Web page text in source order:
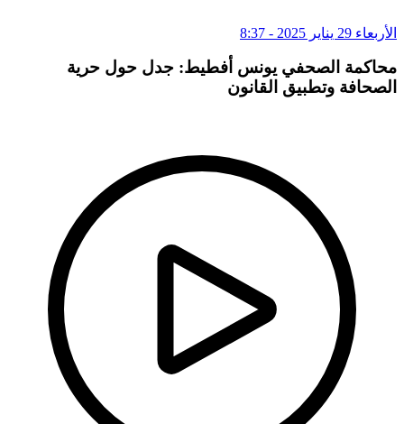
الأربعاء 29 يناير 2025 - 8:37
محاكمة الصحفي يونس أفطيط: جدل حول حرية
الصحافة وتطبيق القانون